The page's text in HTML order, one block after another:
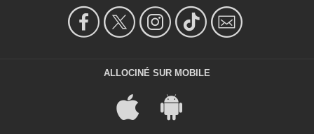
ALLOCINÉ SUR MOBILE